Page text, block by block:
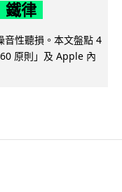
鐵律
音性聽損。本文盤點 4
原則」及 Apple 內